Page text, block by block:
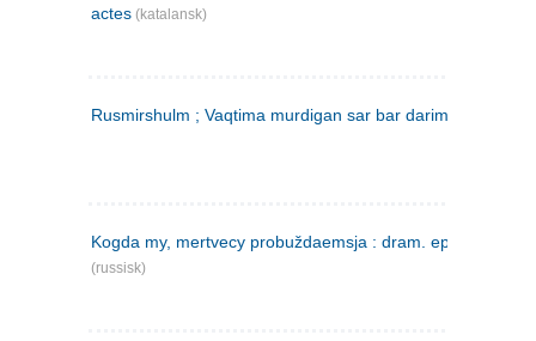
actes (katalansk)
Rusmirshulm ; Vaqtima murdigan sar bar darim
Kogda my, mertvecy probuždaemsja : dram. epilog v 3 d
(russisk)